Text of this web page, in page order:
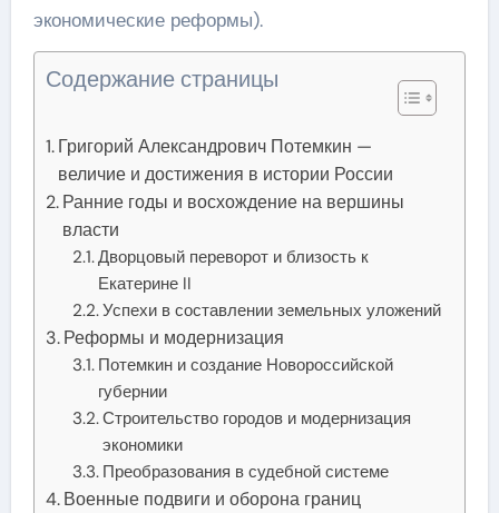
экономические реформы).
Содержание страницы
Григорий Александрович Потемкин —
величие и достижения в истории России
Ранние годы и восхождение на вершины
власти
Дворцовый переворот и близость к
Екатерине II
Успехи в составлении земельных уложений
Реформы и модернизация
Потемкин и создание Новороссийской
губернии
Строительство городов и модернизация
экономики
Преобразования в судебной системе
Военные подвиги и оборона границ